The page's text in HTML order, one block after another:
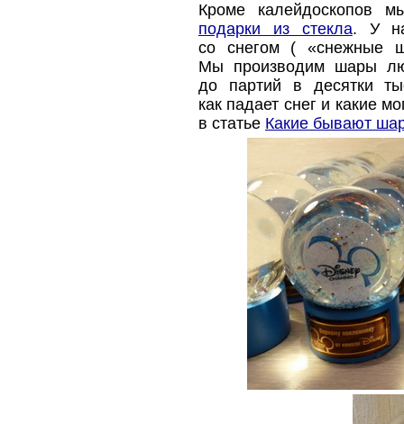
Кроме калейдоскопов
подарки из стекла. У
со снегом
( «снежные
Мы производим шары
до партий в десятки
как падает снег и какие
в статье Какие бывают